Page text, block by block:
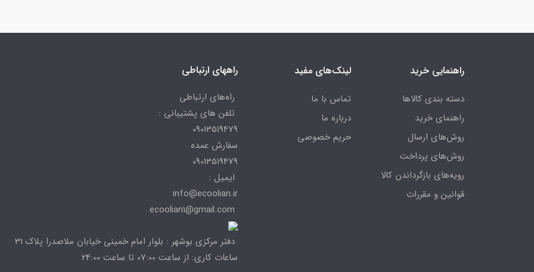
راهنمایی خرید
دسته بندی کالاها
راهنمای خرید
روش‌های ارسال
روش‌های پرداخت
رویه‌های بازگرداندن کالا
قوانین و مقررات
لینک‌های مفید
تماس با ما
درباره ما
حریم خصوصی
راههای ارتباطی
راه‌های ارتباطی
تلفن های پشتیبانی :
09013519479
سفارش عمده
09013519479
ایمیل :
info@ecoolian.ir
دفتر مرکزی بوشهر : بلوار امام خمینی خیابان ملاصدرا پلاک 31
ساعات کاری: از ساعت 07:00 تا ساعت 24:00